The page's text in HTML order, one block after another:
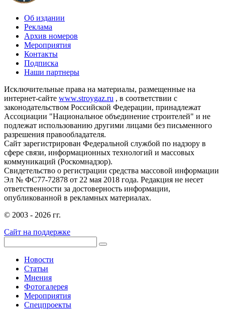
Об издании
Реклама
Архив номеров
Мероприятия
Контакты
Подписка
Наши партнеры
Исключительные права на материалы, размещенные на
интернет-сайте www.stroygaz.ru , в соответствии с
законодательством Российской Федерации, принадлежат
Ассоциации "Национальное объединение строителей" и не
подлежат использованию другими лицами без письменного
разрешения правообладателя.
Сайт зарегистрирован Федеральной службой по надзору в
сфере связи, информационных технологий и массовых
коммуникаций (Роскомнадзор).
Свидетельство о регистрации средства массовой информации
Эл № ФС77-72878 от 22 мая 2018 года. Редакция не несет
ответственности за достоверность информации,
опубликованной в рекламных материалах.
© 2003 - 2026 гг.
Сайт на поддержке
Новости
Статьи
Мнения
Фотогалерея
Мероприятия
Спецпроекты